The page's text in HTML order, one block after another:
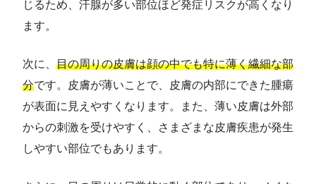
じるため、汗腺が多い部位ほど発症リスクが高くなり
ます。
次に、 目の周りの皮膚は顔の中でも特に薄く繊細な部
分です。皮膚が薄いことで、皮膚の内部にできた腫瘍
が表面に見えやすくなります。また、薄い皮膚は外部
からの刺激を受けやすく、さまざまな皮膚疾患が発生
しやすい部位でもあります。